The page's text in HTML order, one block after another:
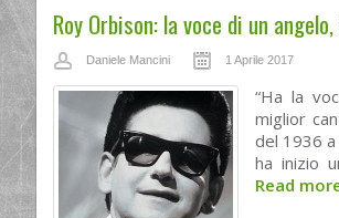
Roy Orbison: la voce di un
Daniele Mancini 1 Aprile 2017
“Ha la
miglior
del 1936
ha inizio
Read